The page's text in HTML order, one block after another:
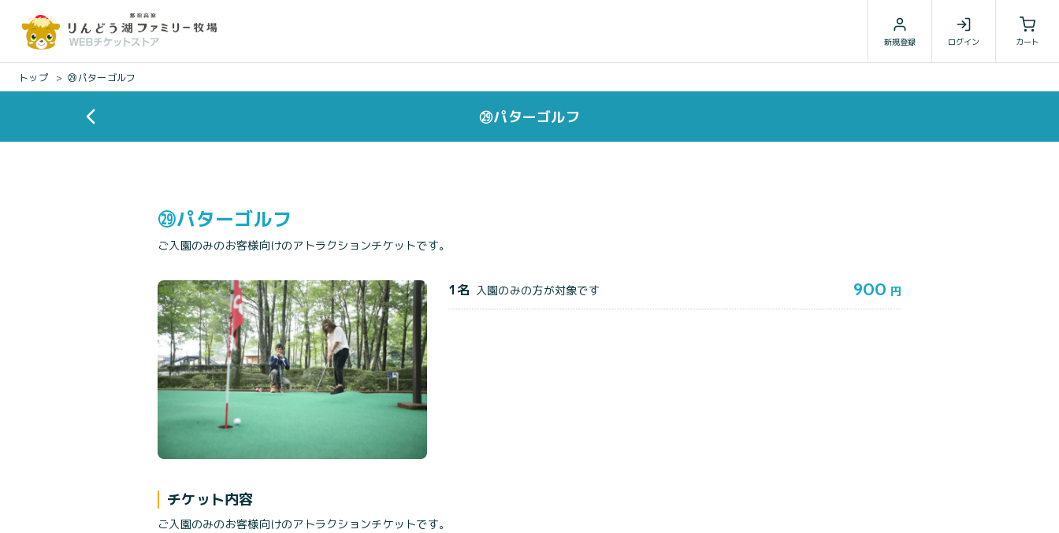
新規登録 ログイン カート
トップ ㉙パターゴルフ
㉙パターゴルフ
㉙パターゴルフ
ご入園のみのお客様向けのアトラクションチケットです。
1名 入園のみの方が対象です 900 円
チケット内容
ご入園のみのお客様向けのアトラクションチケットです。